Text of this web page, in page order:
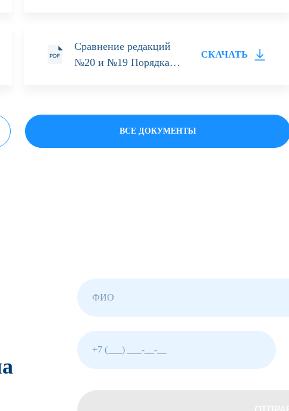
Сравнение редакций
№20 и №19 Порядка
правления
СКАЧАТЬ
ВСЕ ДОКУМЕНТЫ